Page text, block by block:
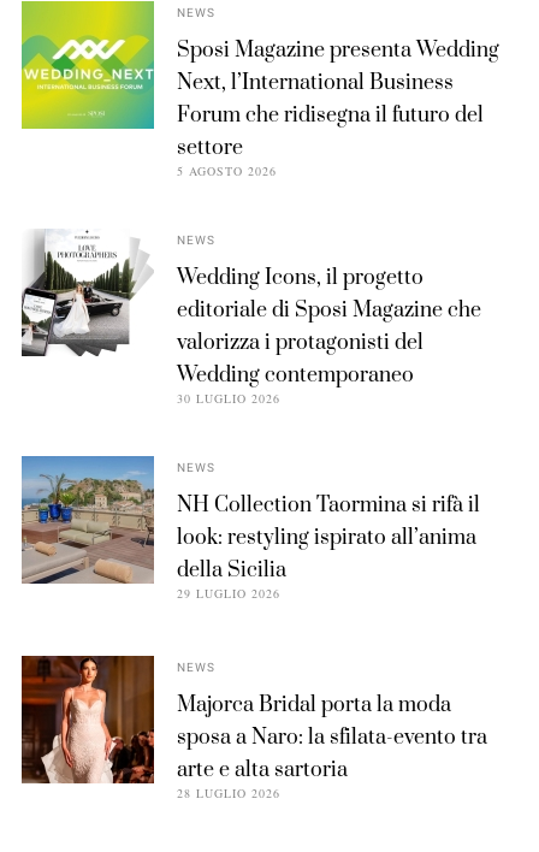
NEWS
Sposi Magazine presenta Wedding
Next, l’International Business
Forum che ridisegna il futuro del
settore
5 AGOSTO 2026
NEWS
Wedding Icons, il progetto
editoriale di Sposi Magazine che
valorizza i protagonisti del
Wedding contemporaneo
30 LUGLIO 2026
NEWS
NH Collection Taormina si rifà il
look: restyling ispirato all’anima
della Sicilia
29 LUGLIO 2026
NEWS
Majorca Bridal porta la moda
sposa a Naro: la sfilata-evento tra
arte e alta sartoria
28 LUGLIO 2026